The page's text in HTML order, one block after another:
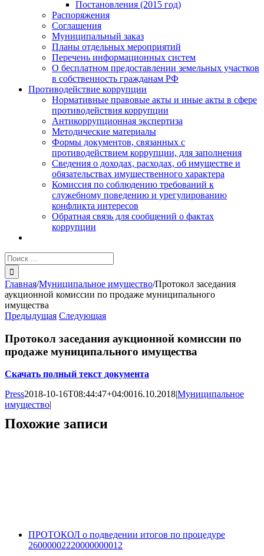
Постановления (2015 год)
Распоряжения
Соглашения
Муниципальный заказ
Планы отдельных мероприятий
Перечень информационных систем
О бесплатном предоставлении земельных участков
в собственность гражданам РФ
Противодействие коррупции
Нормативные правовые акты и иные акты в сфере
противодействия коррупции
Антикоррупционная экспертиза
Методические материалы
Формы документов, связанных с
противодействием коррупции, для заполнения
Сведения о доходах, расходах, об имуществе и
обязательствах имущественного характера
Комиссия по соблюдению требований к
служебному поведению и урегулированию
конфликта интересов
Обратная связь для сообщений о фактах
коррупции
Результат
поиска:
Главная/Муниципальное имущество/Протокол заседания
аукционной комиссии по продаже муниципального
имущества
Предыдущая Следующая
Протокол заседания аукционной комиссии по
продаже муниципального имущества
Скачать полный текст документа
Press2018-10-16T08:44:47+04:0016.10.2018|Муниципальное
имущество|
Похожие записи
ПРОТОКОЛ о подведении итогов по процедуре
26000002220000000012